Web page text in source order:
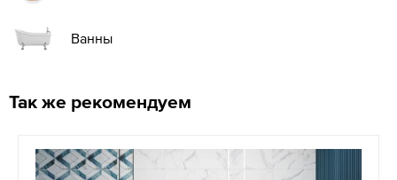
Ванны
Так же рекомендуем